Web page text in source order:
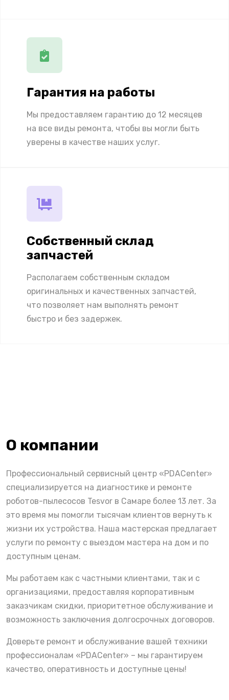
Гарантия на работы
Мы предоставляем гарантию до 12 месяцев
на все виды ремонта, чтобы вы могли быть
уверены в качестве наших услуг.
Собственный склад
запчастей
Располагаем собственным складом
оригинальных и качественных запчастей,
что позволяет нам выполнять ремонт
быстро и без задержек.
О компании
Профессиональный сервисный центр «PDACenter»
специализируется на диагностике и ремонте
роботов-пылесосов Tesvor в Самаре более 13 лет. За
это время мы помогли тысячам клиентов вернуть к
жизни их устройства. Наша мастерская предлагает
услуги по ремонту с выездом мастера на дом и по
доступным ценам.
Мы работаем как с частными клиентами, так и с
организациями, предоставляя корпоративным
заказчикам скидки, приоритетное обслуживание и
возможность заключения долгосрочных договоров.
Доверьте ремонт и обслуживание вашей техники
профессионалам «PDACenter» – мы гарантируем
качество, оперативность и доступные цены!